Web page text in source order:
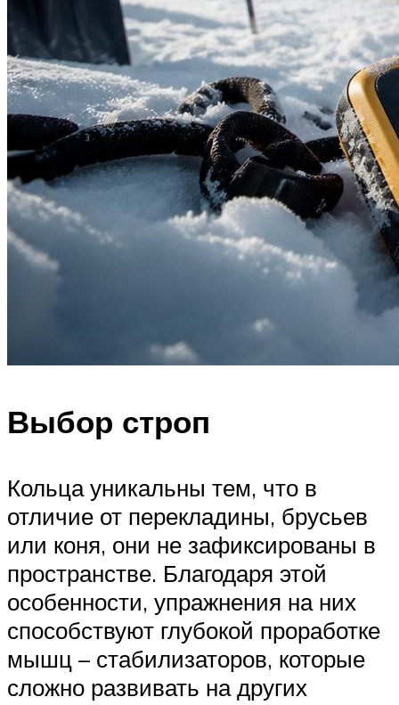
Выбор строп
Кольца уникальны тем, что в
отличие от перекладины, брусьев
или коня, они не зафиксированы в
пространстве. Благодаря этой
особенности, упражнения на них
способствуют глубокой проработке
мышц – стабилизаторов, которые
сложно развивать на других